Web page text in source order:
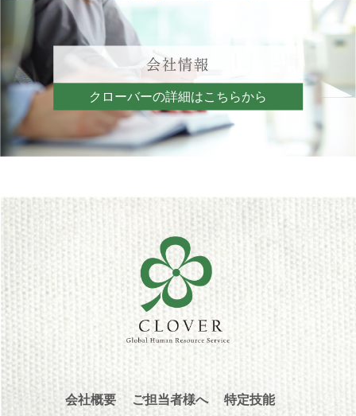
会社情報
クローバーの詳細はこちらから
会社概要 ご担当者様へ 特定技能